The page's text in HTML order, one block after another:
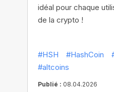
idéal pour chaque
de la crypto !
#HSH #HashCoin
#altcoins
Publié : 08.04.2026